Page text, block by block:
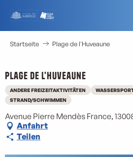
contenu
principal
Startseite Plage de l'Huveaune
Plage de l'Huveaune
ANDERE FREIZEITAKTIVITÄTEN
STRAND/SCHWIMMEN
Avenue Pierre Mendès France,
Anfahrt
Teilen